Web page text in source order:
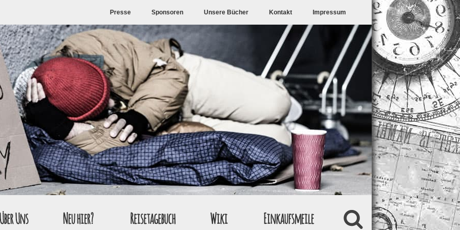
Presse Sponsoren Unsere Bücher Kontakt Impressum
Uns Neu hier? Reisetagebuch Wiki Einkaufsmeile